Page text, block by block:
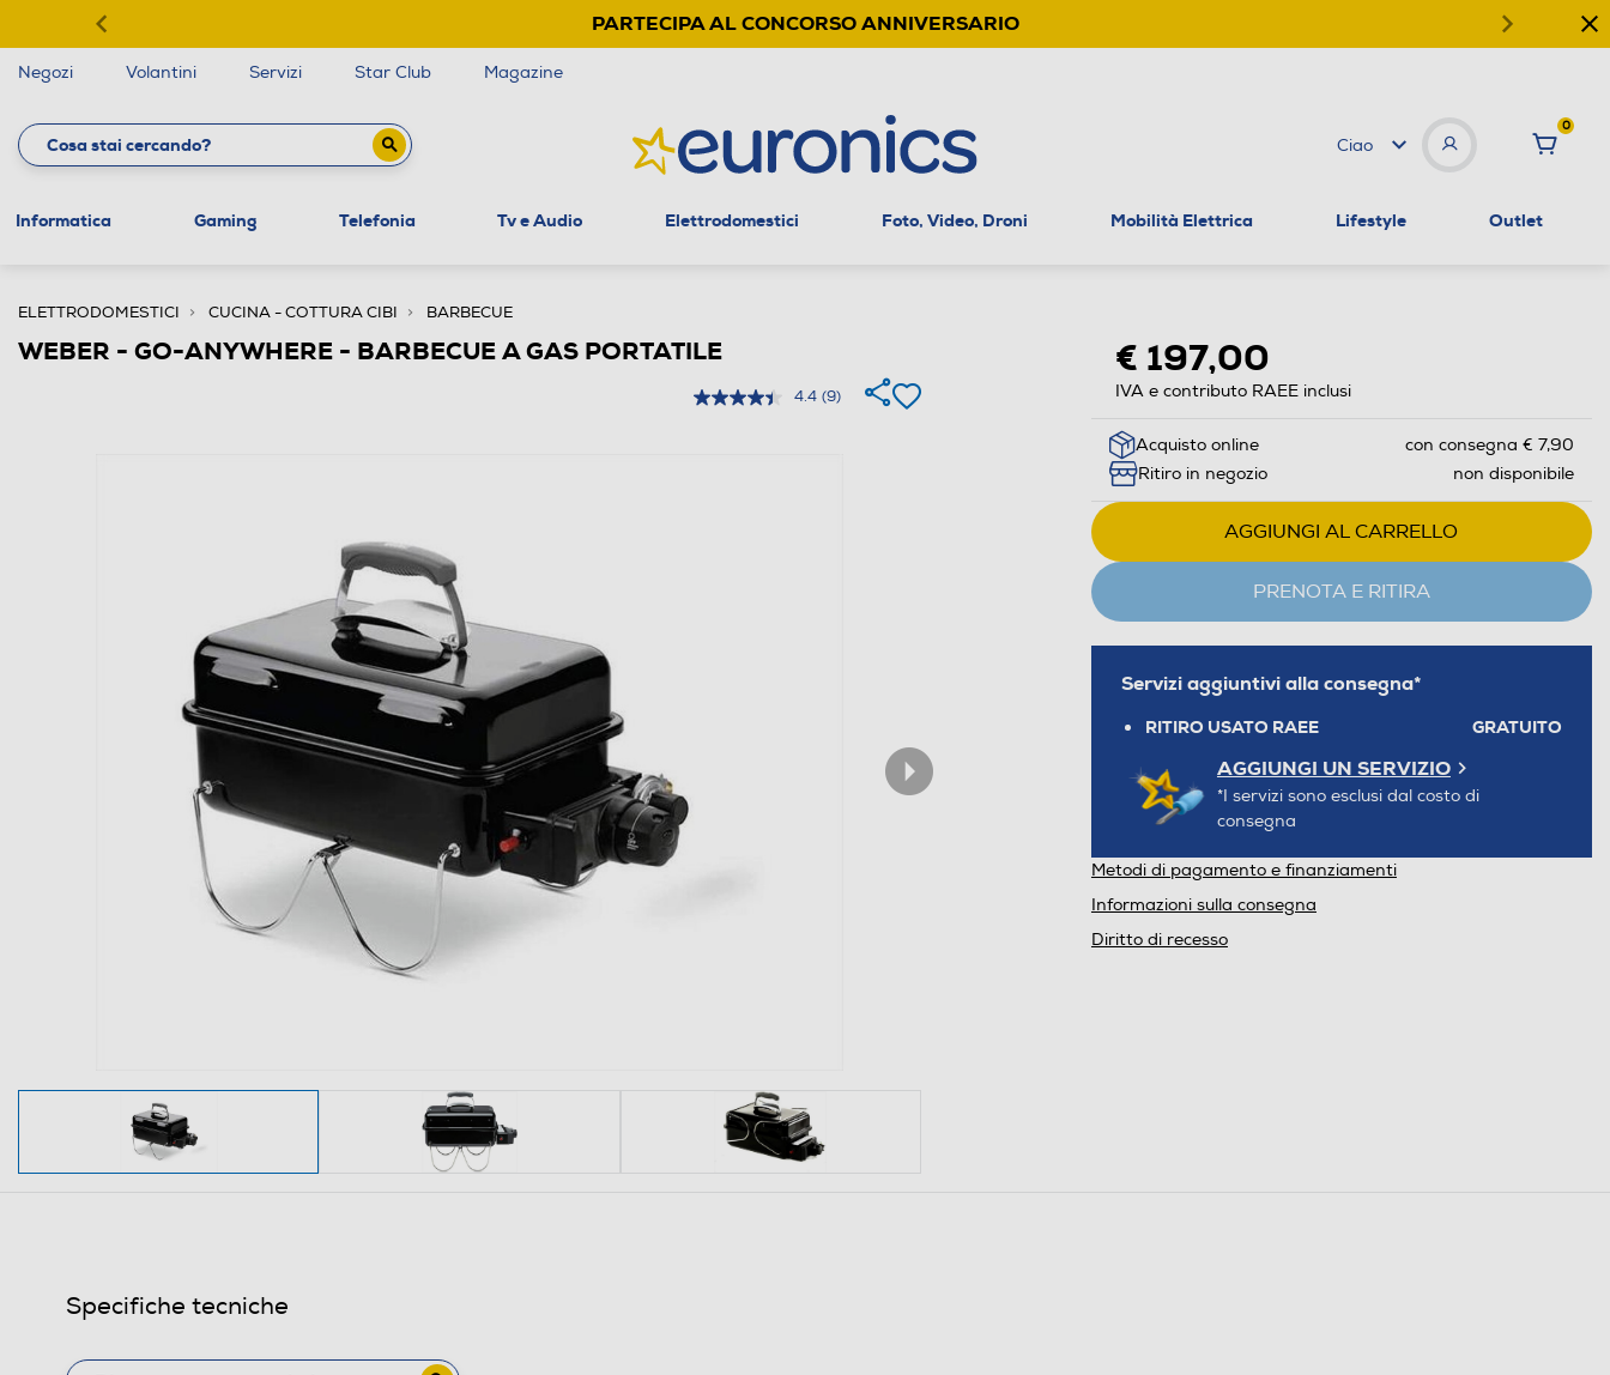
PARTECIPA AL CONCORSO ANNIVERSARIO
Negozi Volantini Servizi Star Club Magazine
Ciao
0
Informatica Gaming Telefonia Tv e Audio Elettrodomestici Foto, Video, Droni Mobilità Elettrica Lifestyle Outlet
ELETTRODOMESTICI CUCINA - COTTURA CIBI BARBECUE
WEBER - GO-ANYWHERE - BARBECUE A GAS PORTATILE
4.4 (9)
€ 197,00
IVA e contributo RAEE inclusi
Acquisto online
con consegna € 7,90
Ritiro in negozio
non disponibile
AGGIUNGI AL CARRELLO
PRENOTA E RITIRA
Servizi aggiuntivi alla consegna*
RITIRO USATO RAEE GRATUITO
AGGIUNGI UN SERVIZIO
*I servizi sono esclusi dal costo di
consegna
Metodi di pagamento e finanziamenti
Informazioni sulla consegna
Diritto di recesso
Specifiche tecniche